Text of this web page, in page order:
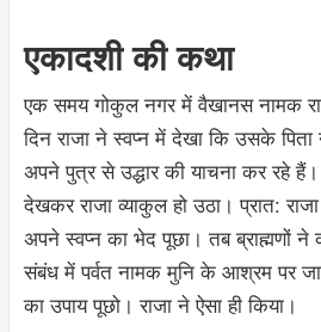
एकादशी की कथा
एक समय गोकुल नगर में वैखानस नामक
दिन राजा ने स्वप्न में देखा कि उसके
अपने पुत्र से उद्धार की याचना कर रहे
देखकर राजा व्याकुल हो उठा। प्रात:
अपने स्वप्न का भेद पूछा। तब ब्राह्मणों
संबंध में पर्वत नामक मुनि के आश्रम पर
का उपाय पूछो। राजा ने ऐसा ही किया।